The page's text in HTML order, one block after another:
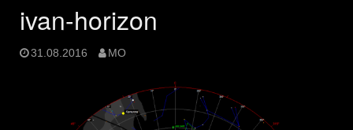
ivan-horizon
31.08.2016 MO